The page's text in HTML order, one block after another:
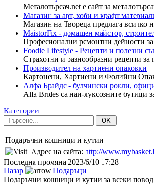
Металотърсач.net е сайт за
Магазин за арт, хоби и крафт
Магазин на Твореца предлага всичко
MaistorFix - домашен майстор,
Професионални ремонтни дейности
Foodie Lifestyle - Рецепти и полезни
Страхотни и разнообразни рецепти за
Производител на хартиени опаковки
Картонени, Хартиени и Фолийни
Алфа Брайдс - булчински рокли,
Alfa Brides са най-луксозните бутици
Категории
OK
Подаръчни кошници и кутии
Адрес на сайта: http://
Последна промяна 2023/6/10 17:28
Пазар
Подаръци
Подаръчни кошници и кутии за всеки